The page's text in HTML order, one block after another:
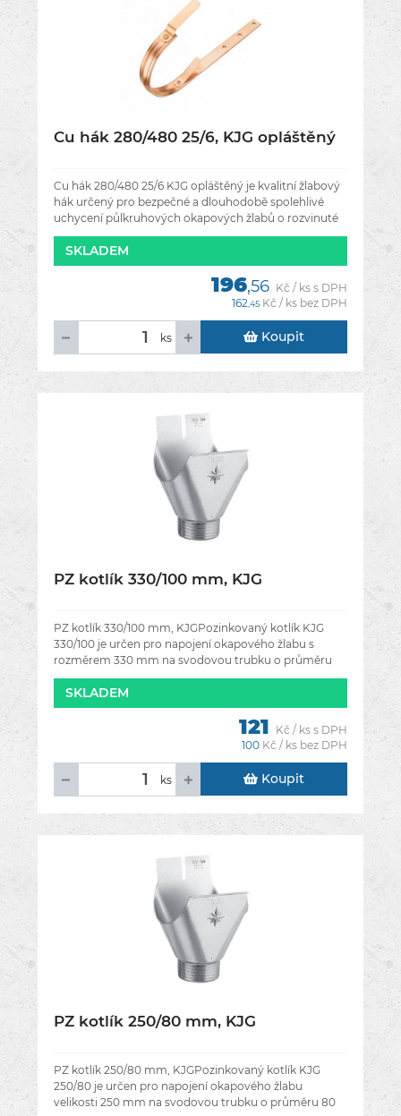
Cu hák 280/480 25/6, KJG opláštěný
Cu hák 280/480 25/6 KJG opláštěný je kvalitní žlabový
hák určený pro bezpečné a dlouhodobě spolehlivé
uchycení půlkruhových okapových žlabů o rozvinuté
šířce 280 mm. Díky
SKLADEM
196,56 Kč / ks s DPH
162,45 Kč / ks bez DPH
ks Koupit
PZ kotlík 330/100 mm, KJG
PZ kotlík 330/100 mm, KJGPozinkovaný kotlík KJG
330/100 je určen pro napojení okapového žlabu s
rozměrem 330 mm na svodovou trubku o průměru
100 mm. Slouží k plynulému odvodu dešťové
SKLADEM
121 Kč / ks s DPH
100 Kč / ks bez DPH
ks Koupit
PZ kotlík 250/80 mm, KJG
PZ kotlík 250/80 mm, KJGPozinkovaný kotlík KJG
250/80 je určen pro napojení okapového žlabu
velikosti 250 mm na svodovou trubku o průměru 80